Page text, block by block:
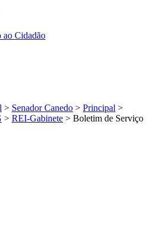
ao Cidadão
> Senador Canedo > Principal >
> REI-Gabinete > Boletim de Serviço